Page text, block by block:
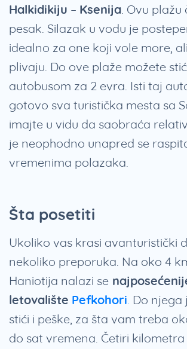
Halkidikiju – Ksenija. Ovu plažu
pesak. Silazak u vodu je
idealno za one koji vole more,
plivaju. Do ove plaže možete
autobusom za 2 evra. Isti taj
gotovo sva turistička mesta sa
imajte u vidu da saobraća
je neophodno unapred se
vremenima polazaka.
Šta posetiti
Ukoliko vas krasi avanturistički
nekoliko preporuka. Na oko 4
Haniotija nalazi se
letovalište Pefkohori. Do njega
stići i peške, za šta vam treba
do sat vremena. Četiri